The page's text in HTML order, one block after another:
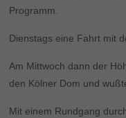
Programm.
Dienstags eine Fahrt mit
Am Mittwoch dann der
den Kölner Dom und
Mit einem Rundgang